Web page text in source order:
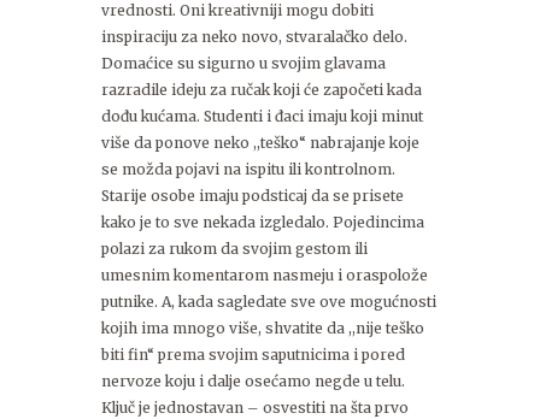
vrednosti. Oni kreativniji mogu dobiti
inspiraciju za neko novo, stvaralačko delo.
Domaćice su sigurno u svojim glavama
razradile ideju za ručak koji će započeti kada
dođu kućama. Studenti i đaci imaju koji minut
više da ponove neko ,,teško“ nabrajanje koje
se možda pojavi na ispitu ili kontrolnom.
Starije osobe imaju podsticaj da se prisete
kako je to sve nekada izgledalo. Pojedincima
polazi za rukom da svojim gestom ili
umesnim komentarom nasmeju i oraspolože
putnike. A, kada sagledate sve ove mogućnosti
kojih ima mnogo više, shvatite da ,,nije teško
biti fin“ prema svojim saputnicima i pored
nervoze koju i dalje osećamo negde u telu.
Ključ je jednostavan – osvestiti na šta prvo